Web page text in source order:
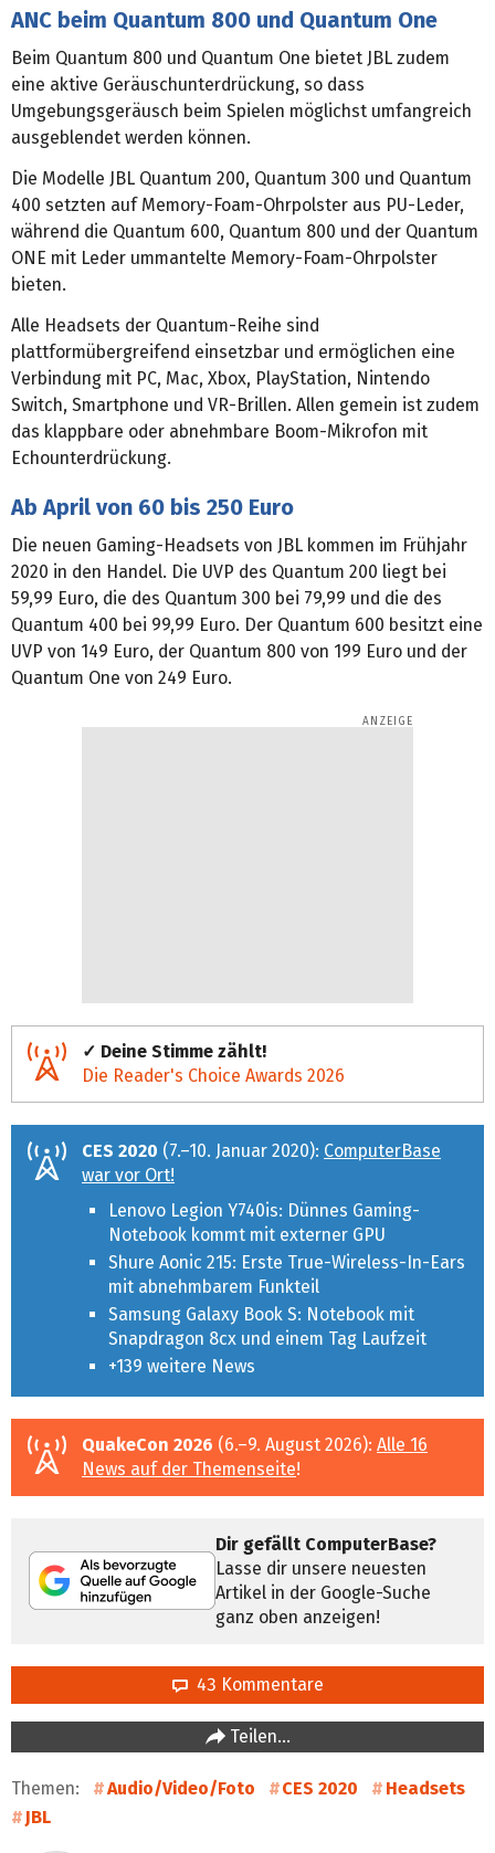
ANC beim Quantum 800 und Quantum One
Beim Quantum 800 und Quantum One bietet JBL zudem
eine aktive Geräuschunterdrückung, so dass
Umgebungsgeräusch beim Spielen möglichst umfangreich
ausgeblendet werden können.
Die Modelle JBL Quantum 200, Quantum 300 und Quantum
400 setzten auf Memory-Foam-Ohrpolster aus PU-Leder,
während die Quantum 600, Quantum 800 und der Quantum
ONE mit Leder ummantelte Memory-Foam-Ohrpolster
bieten.
Alle Headsets der Quantum-Reihe sind
plattformübergreifend einsetzbar und ermöglichen eine
Verbindung mit PC, Mac, Xbox, PlayStation, Nintendo
Switch, Smartphone und VR-Brillen. Allen gemein ist zudem
das klappbare oder abnehmbare Boom-Mikrofon mit
Echounterdrückung.
Ab April von 60 bis 250 Euro
Die neuen Gaming-Headsets von JBL kommen im Frühjahr
2020 in den Handel. Die UVP des Quantum 200 liegt bei
59,99 Euro, die des Quantum 300 bei 79,99 und die des
Quantum 400 bei 99,99 Euro. Der Quantum 600 besitzt eine
UVP von 149 Euro, der Quantum 800 von 199 Euro und der
Quantum One von 249 Euro.
✓ Deine Stimme zählt!
Die Reader's Choice Awards 2026
CES 2020 (7.–10. Januar 2020): ComputerBase
war vor Ort!
Lenovo Legion Y740is: Dünnes Gaming-
Notebook kommt mit externer GPU
Shure Aonic 215: Erste True-Wireless-In-Ears
mit abnehmbarem Funkteil
Samsung Galaxy Book S: Notebook mit
Snapdragon 8cx und einem Tag Laufzeit
+139 weitere News
QuakeCon 2026 (6.–9. August 2026): Alle 16
News auf der Themenseite!
Dir gefällt ComputerBase?
Lasse dir unsere neuesten
Artikel in der Google-Suche
ganz oben anzeigen!
43 Kommentare
Teilen…
Themen: Audio/Video/Foto CES 2020
Headsets
JBL